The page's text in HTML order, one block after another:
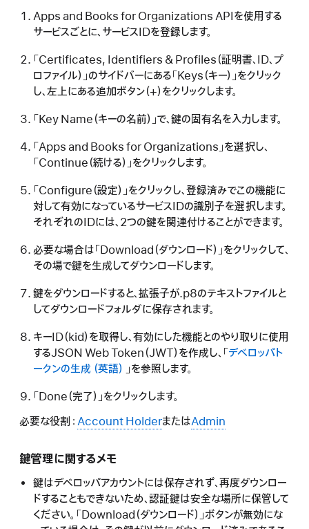
Apps and Books for Organizations APIを使用する
サービスごとに、サービスIDを登録します。
「Certificates, Identifiers & Profiles（証明書、ID、プ
ロファイル）」のサイドバーにある「Keys（キー）」をクリック
し、左上にある追加ボタン（+）をクリックします。
「Key Name（キーの名前）」で、鍵の固有名を入力します。
「Apps and Books for Organizations」を選択し、
「Continue（続ける）」をクリックします。
「Configure（設定）」をクリックし、登録済みでこの機能に
対して有効になっているサービスIDの識別子を選択します。
それぞれのIDには、2つの鍵を関連付けることができます。
必要な場合は「Download（ダウンロード）」をクリックして、
その場で鍵を生成してダウンロードします。
鍵をダウンロードすると、拡張子が.p8のテキストファイルと
してダウンロードフォルダに保存されます。
キーID（kid）を取得し、有効にした機能とのやり取りに使用
するJSON Web Token（JWT）を作成し、「デベロッパト
ークンの生成
」を参照します。
「Done（完了）」をクリックします。
必要な役割： Account HolderまたはAdmin
鍵管理に関するメモ
鍵はデベロッパアカウントには保存されず、再度ダウンロー
ドすることもできないため、認証鍵は安全な場所に保管して
ください。「Download（ダウンロード）」ボタンが無効にな